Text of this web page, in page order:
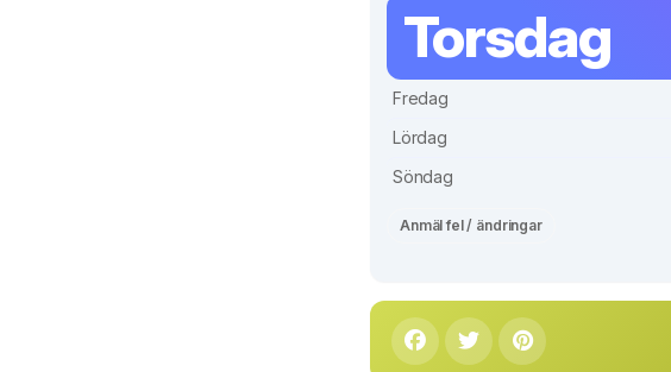
Torsdag
Fredag
Lördag
Söndag
Anmäl fel / ändringar